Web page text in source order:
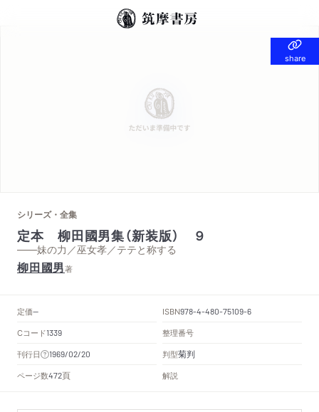
share
share
シリーズ・全集
定本 柳田國男集（新装版） ９
——妹の力／巫女孝／テテと称する
柳田國男著
定価-- ISBN978-4-480-75109-6
Cコード1339
整理番号
刊行日
1969/02/20 判型菊判
ページ数472頁 解説